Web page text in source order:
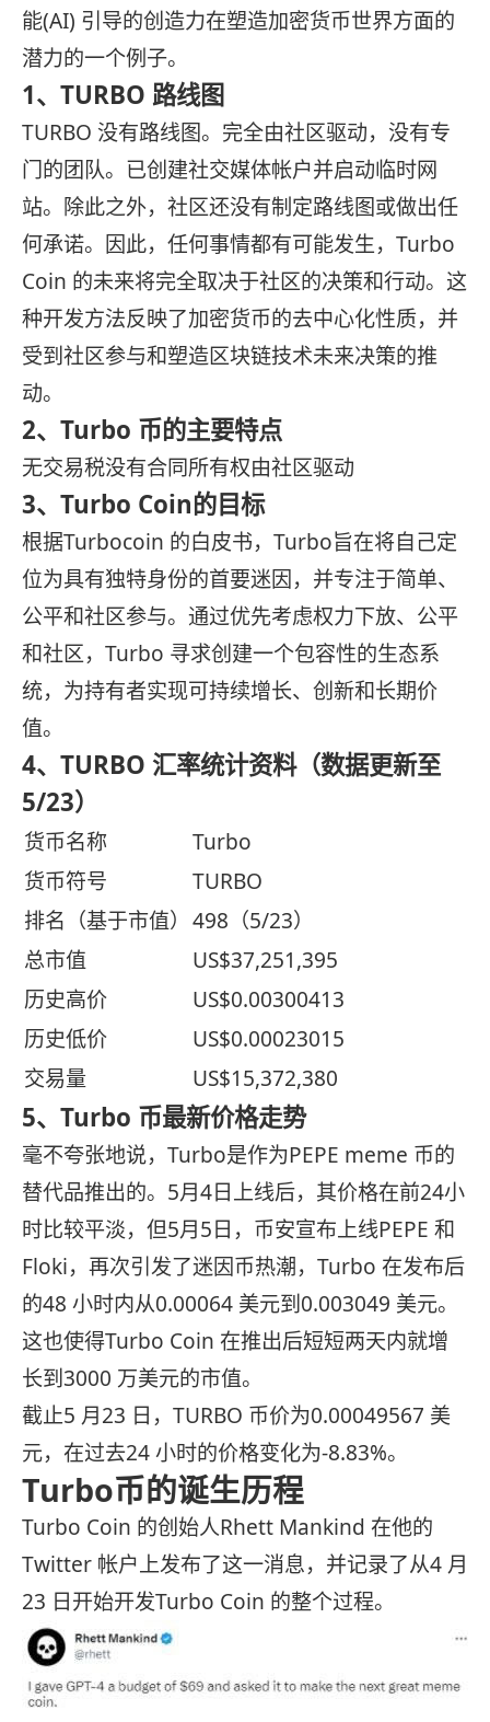
能(AI) 引导的创造力在塑造加密货币世界方面的
潜力的一个例子。
1、TURBO 路线图
TURBO 没有路线图。完全由社区驱动，没有专
门的团队。已创建社交媒体帐户并启动临时网
站。除此之外，社区还没有制定路线图或做出任
何承诺。因此，任何事情都有可能发生，Turbo
Coin 的未来将完全取决于社区的决策和行动。这
种开发方法反映了加密货币的去中心化性质，并
受到社区参与和塑造区块链技术未来决策的推
动。
2、Turbo 币的主要特点
无交易税没有合同所有权由社区驱动
3、Turbo Coin的目标
根据Turbocoin 的白皮书，Turbo旨在将自己定
位为具有独特身份的首要迷因，并专注于简单、
公平和社区参与。通过优先考虑权力下放、公平
和社区，Turbo 寻求创建一个包容性的生态系
统，为持有者实现可持续增长、创新和长期价
值。
4、TURBO 汇率统计资料（数据更新至
5/23）
货币名称
Turbo
货币符号
TURBO
排名（基于市值） 498（5/23）
总市值
US$37,251,395
历史高价
US$0.00300413
历史低价
US$0.00023015
交易量
US$15,372,380
5、Turbo 币最新价格走势
毫不夸张地说，Turbo是作为PEPE meme 币的
替代品推出的。5月4日上线后，其价格在前24小
时比较平淡，但5月5日，币安宣布上线PEPE 和
Floki，再次引发了迷因币热潮，Turbo 在发布后
的48 小时内从0.00064 美元到0.003049 美元。
这也使得Turbo Coin 在推出后短短两天内就增
长到3000 万美元的市值。
截止5 月23 日，TURBO 币价为0.00049567 美
元，在过去24 小时的价格变化为-8.83%。
Turbo币的诞生历程
Turbo Coin 的创始人Rhett Mankind 在他的
Twitter 帐户上发布了这一消息，并记录了从4 月
23 日开始开发Turbo Coin 的整个过程。